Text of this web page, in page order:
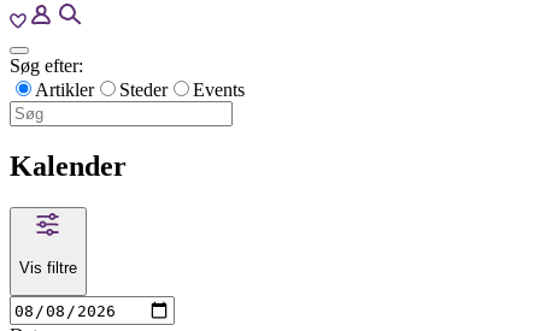
Søg efter:
Artikler
Steder Events
Kalender
Vis filtre